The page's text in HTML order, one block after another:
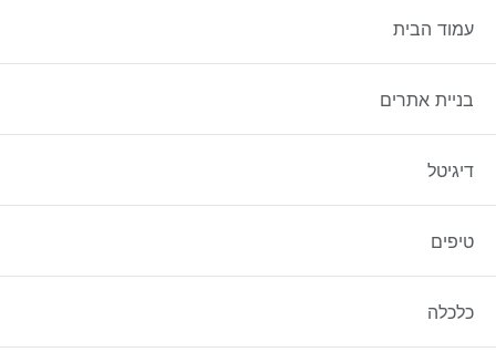
עמוד הבית
בניית אתרים
דיגיטל
טיפים
כלכלה
קטגוריה:
שיווק לעסק – איך עושים שיווק
נכון לעסק בעזרת סוכנות
מקצועית?